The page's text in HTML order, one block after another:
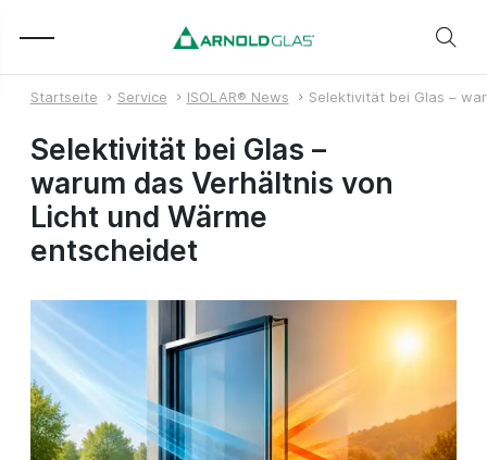
Startseite Service ISOLAR® News Selektivität bei Glas –
Selektivität bei Glas –
warum das Verhältnis von
Licht und Wärme
entscheidet